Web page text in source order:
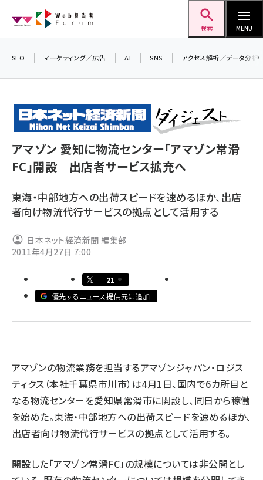
ン
検索 MENU
seo (3532)
ai (2814)
youtube (2441)
note (2317)
セミナー (2310)
z世代 (1623)
llmo (1167)
SEO マーケティング／広告 AI SNS アクセス解析／データ分析
アマゾン 愛知に物流センター「アマゾン常滑
FC」開設 出店者サービス拡充へ
東海・中部地方への出荷スピードを速めるほか、出店
者向け物流代行サービスの拠点として活用する
日本ネット経済新聞 編集部
2011年4月27日 7:00
21
優先するニュース提供元に追加
アマゾンの物流業務を担当するアマゾンジャパン・ロジス
ティクス（本社千葉県市川市）は4月1日、国内で6カ所目と
なる物流センターを愛知県常滑市に開設し、同日から稼働
を始めた。東海・中部地方への出荷スピードを速めるほか、
出店者向け物流代行サービスの拠点として活用する。
開設した「アマゾン常滑FC」の規模については非公開とし
＼